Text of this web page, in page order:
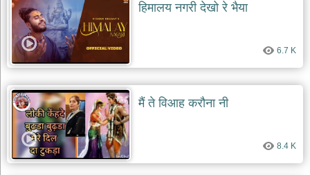
हिमालय नगरी देखो रे भैया
6.7 K
मैं ते विआह करौना नी
8.4 K